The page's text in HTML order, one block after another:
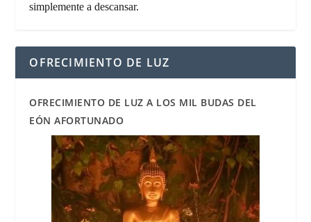
simplemente a descansar.
OFRECIMIENTO DE LUZ
OFRECIMIENTO DE LUZ A LOS MIL BUDAS DEL
EÓN AFORTUNADO